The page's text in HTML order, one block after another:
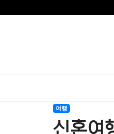
여행
신혼여